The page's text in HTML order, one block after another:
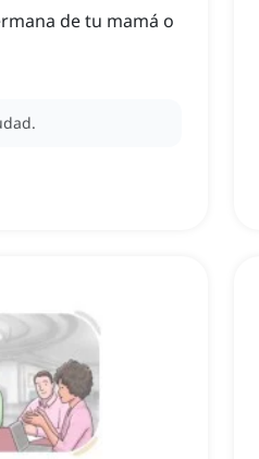
de tu mamá o